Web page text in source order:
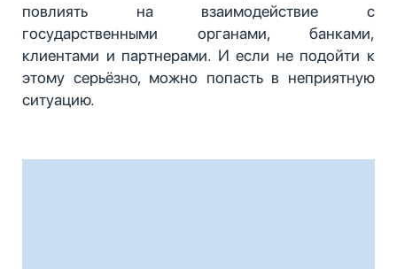
повлиять на взаимодействие с
государственными органами, банками,
клиентами и партнерами. И если не подойти к
этому серьёзно, можно попасть в неприятную
ситуацию.